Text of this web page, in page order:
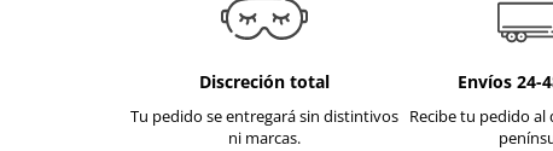
Discreción total
Tu pedido se entregará sin distintivos
ni marcas.
Envíos 24-
Recibe tu pedido al